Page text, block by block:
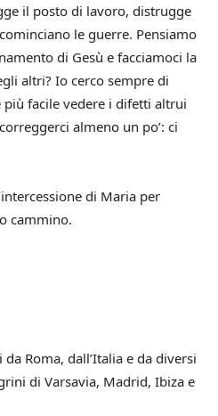
il posto di lavoro, distrugge
le guerre. Pensiamo
di Gesù e facciamoci la
altri? Io cerco sempre di
più facile vedere i difetti altrui
almeno un po’: ci
di Maria per
cammino.
Roma, dall’Italia e da diversi
di Varsavia, Madrid, Ibiza e